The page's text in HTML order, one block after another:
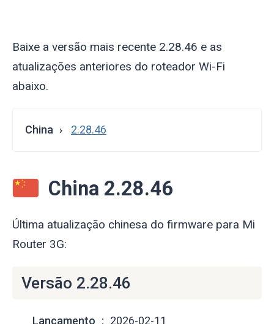
Baixe a versão mais recente 2.28.46 e as
atualizações anteriores do roteador Wi-Fi
abaixo.
China 2.28.46
China 2.28.46
Última atualização chinesa do firmware para Mi
Router 3G:
Versão 2.28.46
Lançamento
2026-02-11